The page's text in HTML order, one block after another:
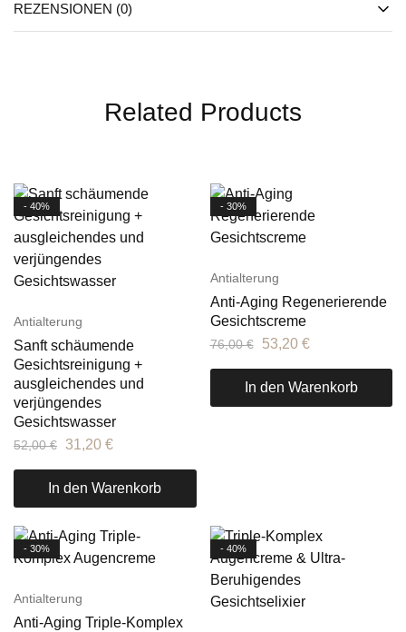
REZENSIONEN (0)
Related Products
- 40%
Antialterung
Sanft schäumende
Gesichtsreinigung +
ausgleichendes und
verjüngendes
Gesichtswasser
52,00€ 31,20 €
In den Warenkorb
- 30%
Antialterung
Anti-Aging Regenerierende
Gesichtscreme
76,00€ 53,20 €
In den Warenkorb
- 30%
Antialterung
Anti-Aging Triple-Komplex
- 40%